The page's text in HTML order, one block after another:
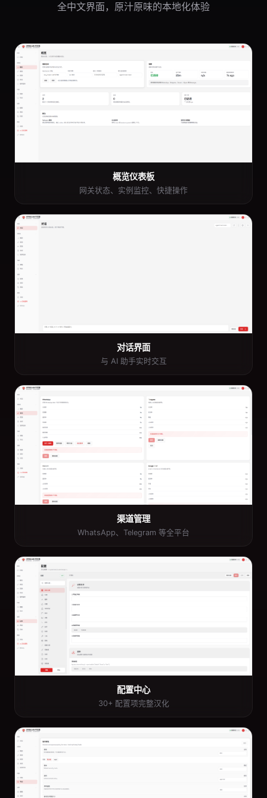
全中文界面，原汁原味的本地化体验
概览仪表板
网关状态、实例监控、快捷操作
对话界面
与 AI 助手实时交互
渠道管理
WhatsApp、Telegram 等全平台
配置中心
30+ 配置项完整汉化